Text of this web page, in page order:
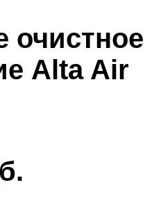
очистное
Alta Air